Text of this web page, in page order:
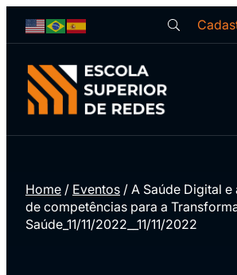
Home / Eventos / A Saúde Digital
de competências para a
Saúde_11/11/2022__11/11/2022